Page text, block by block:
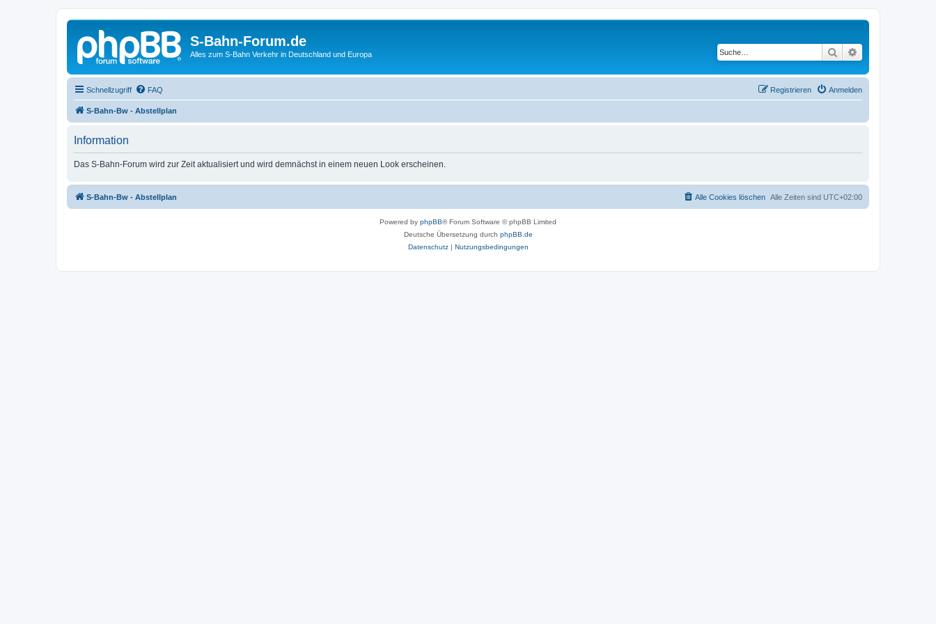
S-Bahn-Forum.de
Alles zum S-Bahn Verkehr in Deutschland und Europa Suche
Schnellzugriff FAQ Anmelden
Registrieren
S-Bahn-Bw - Abstellplan
Information
Das S-Bahn-Forum wird zur Zeit aktualisiert und wird demnächst in einem neuen Look erscheinen.
S-Bahn-Bw - Abstellplan Alle Zeiten sind UTC+02:00
Alle Cookies löschen
Powered by phpBB® Forum Software © phpBB Limited
Deutsche Übersetzung durch phpBB.de
Datenschutz| Nutzungsbedingungen